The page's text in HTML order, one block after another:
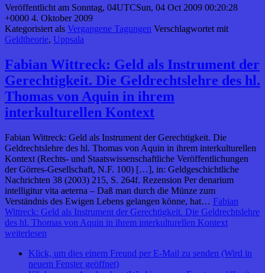
Veröffentlicht am Sonntag, 04UTCSun, 04 Oct 2009 00:20:28
+0000 4. Oktober 2009
Kategorisiert als Vergangene Tagungen Verschlagwortet mit
Geldtheorie, Uppsala
Fabian Wittreck: Geld als Instrument der
Gerechtigkeit. Die Geldrechtslehre des hl.
Thomas von Aquin in ihrem
interkulturellen Kontext
Fabian Wittreck: Geld als Instrument der Gerechtigkeit. Die
Geldrechtslehre des hl. Thomas von Aquin in ihrem interkulturellen
Kontext (Rechts- und Staatswissenschaftliche Veröffentlichungen
der Görres-Gesellschaft, N.F. 100) […], in: Geldgeschichtliche
Nachrichten 38 (2003) 215, S. 264f. Rezension Per denarium
intelligitur vita aeterna – Daß man durch die Münze zum
Verständnis des Ewigen Lebens gelangen könne, hat… Fabian
Wittreck: Geld als Instrument der Gerechtigkeit. Die Geldrechtslehre
des hl. Thomas von Aquin in ihrem interkulturellen Kontext
weiterlesen
Klick, um dies einem Freund per E-Mail zu senden (Wird in
neuem Fenster geöffnet)